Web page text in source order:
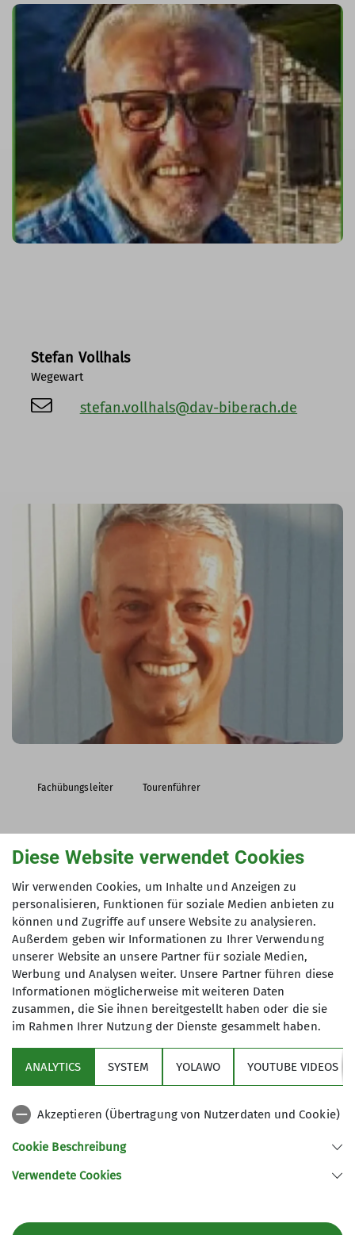
Stefan Vollhals
Wegewart
stefan.vollhals@dav-biberach.de
Fachübungsleiter Tourenführer
Thomas Auer
thomas.auer@dav-biberach.de
Sektion
Aktuelles
88400 Biberach
Diese Website verwendet Cookies
Wir verwenden Cookies, um Inhalte und Anzeigen zu
personalisieren, Funktionen für soziale Medien anbieten zu
können und Zugriffe auf unsere Website zu analysieren.
Außerdem geben wir Informationen zu Ihrer Verwendung
unserer Website an unsere Partner für soziale Medien,
Werbung und Analysen weiter. Unsere Partner führen diese
Informationen möglicherweise mit weiteren Daten
zusammen, die Sie ihnen bereitgestellt haben oder die sie
im Rahmen Ihrer Nutzung der Dienste gesammelt haben.
ANALYTICS SYSTEM YOLAWO YOUTUBE VIDEOS
Akzeptieren (Übertragung von Nutzerdaten und Cookie)
Cookie Beschreibung
Verwendete Cookies